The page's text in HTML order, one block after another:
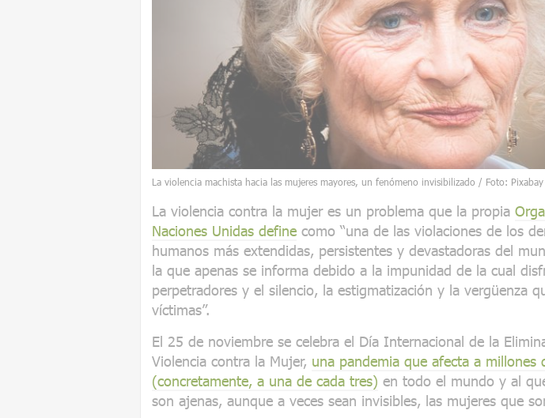
La violencia machista hacia las mujeres mayores, un fenómeno invisibilizado / Foto: Pixabay
La violencia contra la mujer es un problema que la propia
Naciones Unidas define como “una de las violaciones de los
humanos más extendidas, persistentes y devastadoras del
la que apenas se informa debido a la impunidad de la cual
perpetradores y el silencio, la estigmatización y la vergüenza
víctimas”.
El 25 de noviembre se celebra el Día Internacional de la
Violencia contra la Mujer, una pandemia que afecta a millones
(concretamente, a una de cada tres) en todo el mundo y al
son ajenas, aunque a veces sean invisibles, las mujeres que